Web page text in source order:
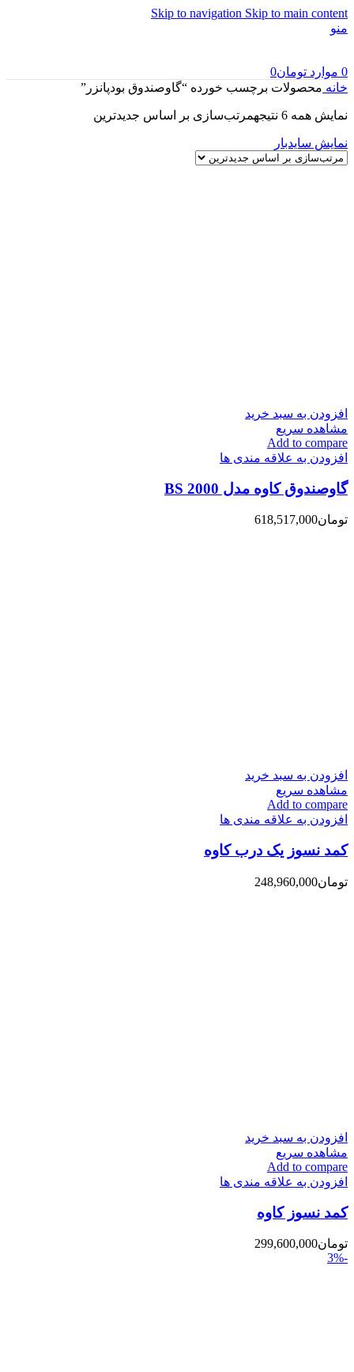
Skip to navigation Skip to main content
منو
0 موارد تومان0
خانه محصولات برچسب خورده “گاوصندوق بودپانزر”
نمایش همه 6 نتیجه مرتب‌سازی بر اساس جدیدترین
نمایش سایدبار
افزودن به سبد خرید
مشاهده سریع
Add to compare
افزودن به علاقه مندی ها
گاوصندوق کاوه مدل 2000 BS
تومان618,517,000
افزودن به سبد خرید
مشاهده سریع
Add to compare
افزودن به علاقه مندی ها
کمد نسوز یک درب کاوه
تومان248,960,000
افزودن به سبد خرید
مشاهده سریع
Add to compare
افزودن به علاقه مندی ها
کمد نسوز کاوه
تومان299,600,000
-3%